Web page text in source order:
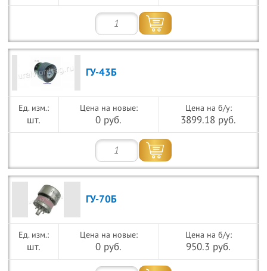
ГУ-43Б
шт.
Цена на новые:
0 руб.
Цена на б/у:
3899.18 руб.
ГУ-70Б
шт.
Цена на новые:
0 руб.
Цена на б/у:
950.3 руб.